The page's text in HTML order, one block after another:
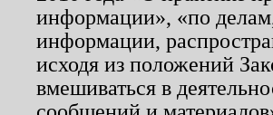
информации», «по
информации,
исходя из положений
вмешиваться в